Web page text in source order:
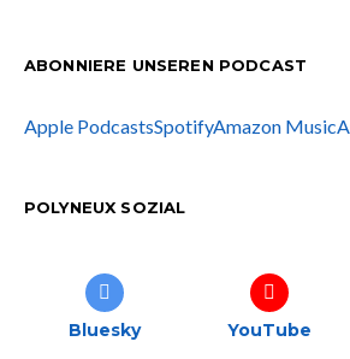
ABONNIERE UNSEREN PODCAST
Apple PodcastsSpotifyAmazon Music
POLYNEUX SOZIAL
Bluesky YouTube